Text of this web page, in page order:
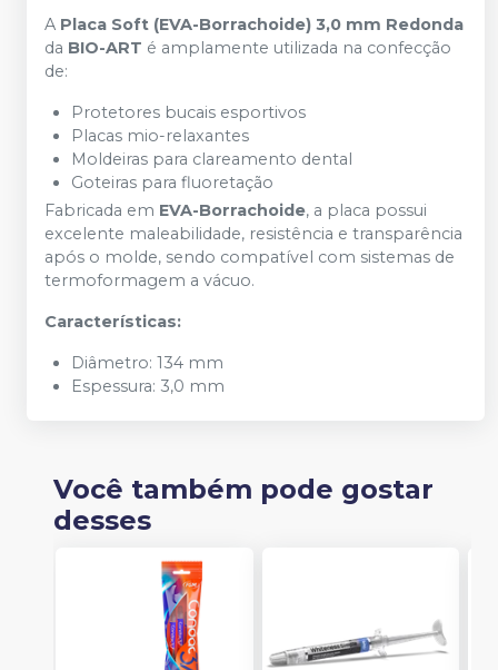
A Placa Soft (EVA-Borrachoide) 3,0 mm Redonda
da BIO-ART é amplamente utilizada na confecção
de:
Protetores bucais esportivos
Placas mio-relaxantes
Moldeiras para clareamento dental
Goteiras para fluoretação
Fabricada em EVA-Borrachoide, a placa possui
excelente maleabilidade, resistência e transparência
após o molde, sendo compatível com sistemas de
termoformagem a vácuo.
Características:
Diâmetro: 134 mm
Espessura: 3,0 mm
Você também pode gostar
desses